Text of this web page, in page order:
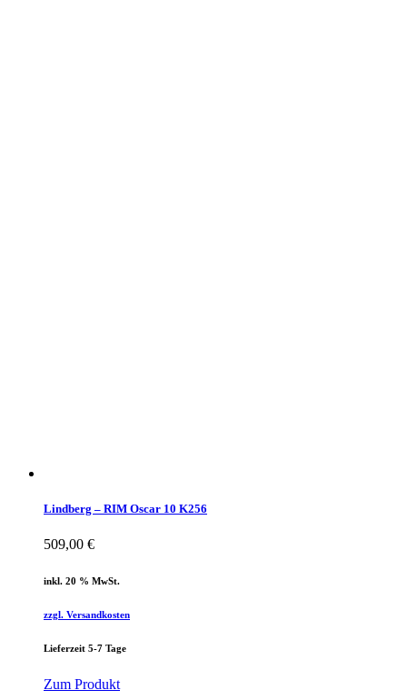
Lindberg – RIM Oscar 10 K256
509,00 €
inkl. 20 % MwSt.
zzgl. Versandkosten
Lieferzeit 5-7 Tage
Zum Produkt